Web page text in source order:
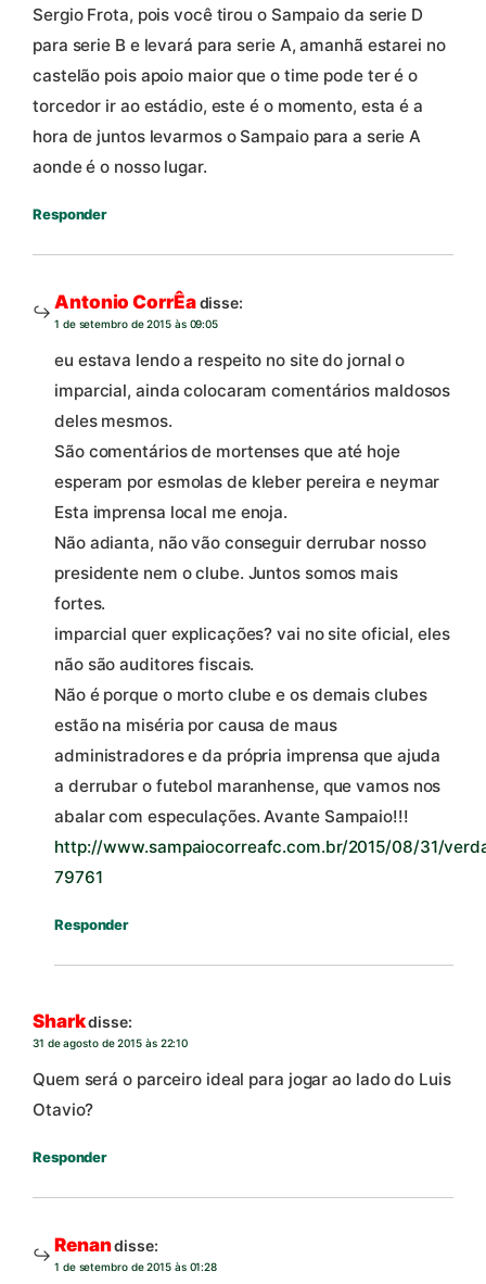
Sergio Frota, pois você tirou o Sampaio da serie D
para serie B e levará para serie A, amanhã estarei no
castelão pois apoio maior que o time pode ter é o
torcedor ir ao estádio, este é o momento, esta é a
hora de juntos levarmos o Sampaio para a serie A
aonde é o nosso lugar.
Responder
Antonio CorrÊadisse:
1 de setembro de 2015 às 09:05
eu estava lendo a respeito no site do jornal o
imparcial, ainda colocaram comentários maldosos
deles mesmos.
São comentários de mortenses que até hoje
esperam por esmolas de kleber pereira e neymar
Esta imprensa local me enoja.
Não adianta, não vão conseguir derrubar nosso
presidente nem o clube. Juntos somos mais
fortes.
imparcial quer explicações? vai no site oficial, eles
não são auditores fiscais.
Não é porque o morto clube e os demais clubes
estão na miséria por causa de maus
administradores e da própria imprensa que ajuda
a derrubar o futebol maranhense, que vamos nos
abalar com especulações. Avante Sampaio!!!
http://www.sampaiocorreafc.com.br/2015/08/31/
79761
Responder
Sharkdisse:
31 de agosto de 2015 às 22:10
Quem será o parceiro ideal para jogar ao lado do Luis
Otavio?
Responder
Renandisse:
1 de setembro de 2015 às 01:28